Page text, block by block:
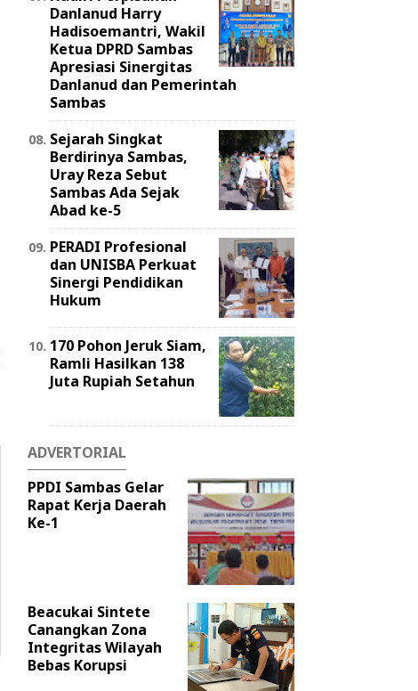
Danlanud Harry
Hadisoemantri, Wakil
Ketua DPRD Sambas
Apresiasi Sinergitas
Danlanud dan Pemerintah
Sambas
Sejarah Singkat
Berdirinya Sambas,
Uray Reza Sebut
Sambas Ada Sejak
Abad ke-5
PERADI Profesional
dan UNISBA Perkuat
Sinergi Pendidikan
Hukum
170 Pohon Jeruk Siam,
Ramli Hasilkan 138
Juta Rupiah Setahun
ADVERTORIAL
PPDI Sambas Gelar
Rapat Kerja Daerah
Ke-1
Beacukai Sintete
Canangkan Zona
Integritas Wilayah
Bebas Korupsi